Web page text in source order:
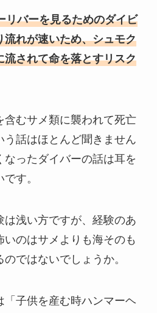
リバーを見るためのダイビ
流れが速いため、シュモク
流されて命を落とすリスク
含むサメ類に襲われて死亡
う話はほとんど聞きません
なったダイバーの話は耳を
す。
は浅い方ですが、経験のあ
いのはサメよりも海そのも
ではないでしょうか。
「子供を産む時ハンマーヘ